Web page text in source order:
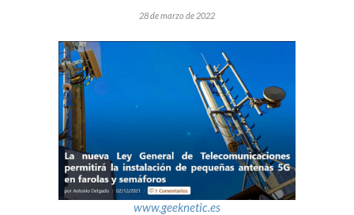
28 de marzo de 2022
www.geeknetic.es